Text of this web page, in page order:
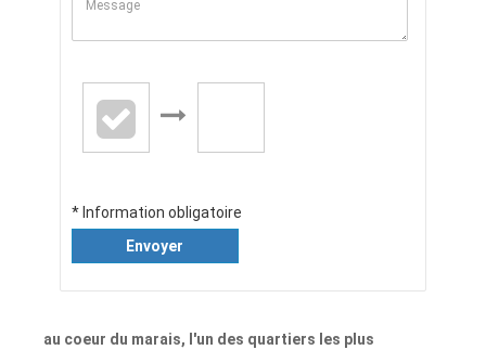
* Information obligatoire
Envoyer
au coeur du marais, l'un des quartiers les plus